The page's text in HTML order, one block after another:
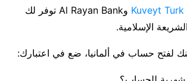
Kuveyt Turk
وAl Rayan Bank توفر لك
الإسلامية.
لفتح حساب في ألمانيا، ضع في اعتبارك: